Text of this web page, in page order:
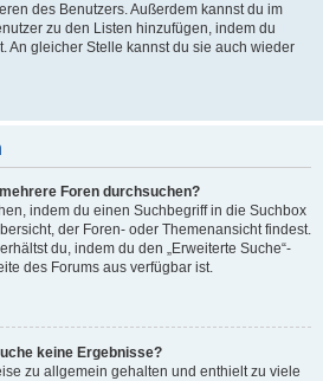
des Benutzers. Außerdem kannst du im
zu den Listen hinzufügen, indem du
An gleicher Stelle kannst du sie auch wieder
Foren durchsuchen?
indem du einen Suchbegriff in die Suchbox
der Foren- oder Themenansicht findest.
du, indem du den „Erweiterte Suche“-
des Forums aus verfügbar ist.
keine Ergebnisse?
zu allgemein gehalten und enthielt zu viele